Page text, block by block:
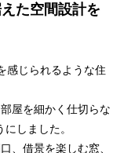
た空間設計を
感じられるような住
屋を細かく仕切らな
しました。
、借景を楽しむ窓、